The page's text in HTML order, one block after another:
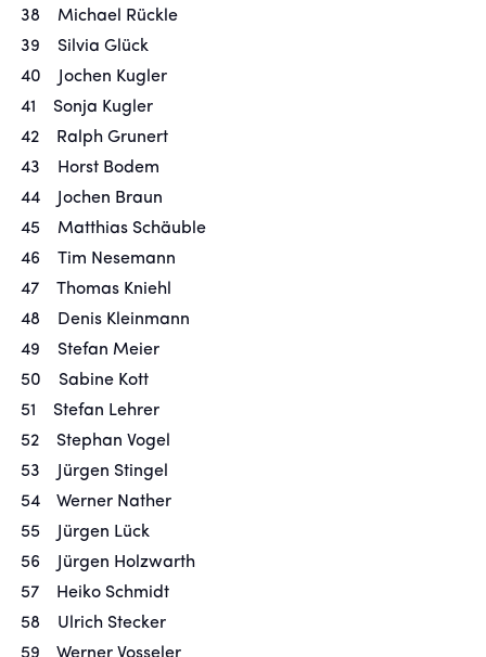
38 Michael Rückle
39 Silvia Glück
40 Jochen Kugler
41 Sonja Kugler
42 Ralph Grunert
43 Horst Bodem
44 Jochen Braun
45 Matthias Schäuble
46 Tim Nesemann
47 Thomas Kniehl
48 Denis Kleinmann
49 Stefan Meier
50 Sabine Kott
51 Stefan Lehrer
52 Stephan Vogel
53 Jürgen Stingel
54 Werner Nather
55 Jürgen Lück
56 Jürgen Holzwarth
57 Heiko Schmidt
58 Ulrich Stecker
59 Werner Vosseler